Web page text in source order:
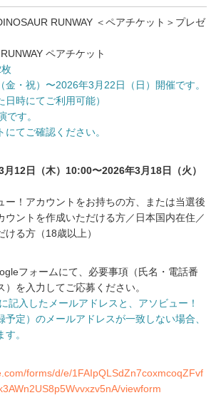
RUNWAY ＜ペアチケット＞プレゼ
ペアチケット
・祝）〜2026年3月22日（日）開催です。
日時にてご利用可能）
す。
てご確認ください。
12日（木）10:00〜2026年3月18日（火）
ー！アカウントをお持ちの方、または当選後
ウントを作成いただける方／日本国内在住／
る方（18歳以上）
フォームにて、必要事項（氏名・電話番
を入力してご応募ください。
記入したメールアドレスと、アソビュー！
予定）のメールアドレスが一致しない場合、
。
forms/d/e/1FAIpQLSdZn7coxmcoqZFvf
viewform